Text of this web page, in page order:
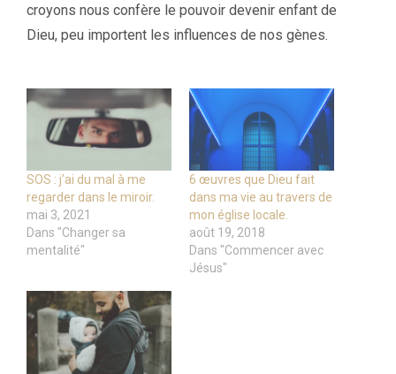
croyons nous confère le pouvoir devenir enfant de
Dieu, peu importent les influences de nos gènes.
SOS : j’ai du mal à me
regarder dans le miroir.
mai 3, 2021
Dans "Changer sa
mentalité"
6 œuvres que Dieu fait
dans ma vie au travers de
mon église locale.
août 19, 2018
Dans "Commencer avec
Jésus"